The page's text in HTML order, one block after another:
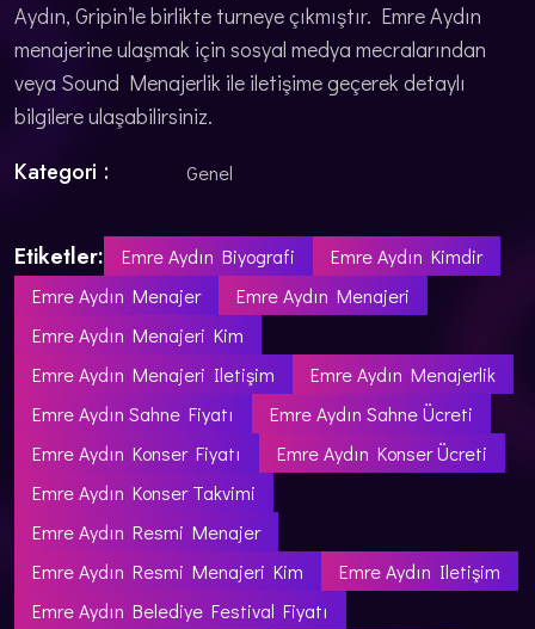
Aydın, Gripin’le birlikte turneye çıkmıştır. Emre Aydın
menajerine ulaşmak için sosyal medya mecralarından
veya Sound Menajerlik ile iletişime geçerek detaylı
bilgilere ulaşabilirsiniz.
Kategori : Genel
Etiketler: Emre Aydın Biyografi
Emre Aydın Kimdir
Emre Aydın Menajer
Emre Aydın Menajeri
Emre Aydın Menajeri Kim
Emre Aydın Menajeri Iletişim
Emre Aydın Menajerlik
Emre Aydın Sahne Fiyatı
Emre Aydın Sahne Ücreti
Emre Aydın Konser Fiyatı
Emre Aydın Konser Ücreti
Emre Aydın Konser Takvimi
Emre Aydın Resmi Menajer
Emre Aydın Resmi Menajeri Kim
Emre Aydın Iletişim
Emre Aydın Belediye Festival Fiyatı